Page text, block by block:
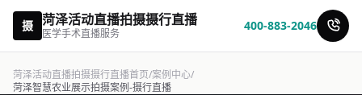
摄 菏泽活动直播拍摄摄行直播
医学手术直播服务
400-883-2046
菏泽活动直播拍摄摄行直播首页/案例中心/
菏泽智慧农业展示拍摄案例-摄行直播